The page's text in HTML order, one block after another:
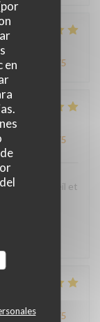
en/ Precio /5
/ Precio /5
un accueil et
chez les
nous nous
/ Precio /5